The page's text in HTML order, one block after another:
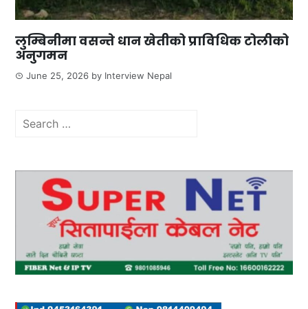
लुम्बिनीमा वसन्ते धान खेतीको प्राविधिक टोलीको
अनुगमन
June 25, 2026 by Interview Nepal
Search